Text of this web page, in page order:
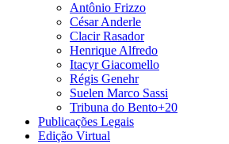
Antônio Frizzo
César Anderle
Clacir Rasador
Henrique Alfredo
Itacyr Giacomello
Régis Genehr
Suelen Marco Sassi
Tribuna do Bento+20
Publicações Legais
Edição Virtual